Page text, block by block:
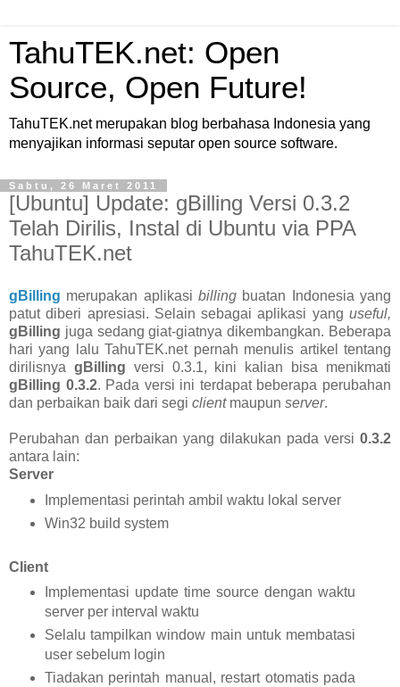
TahuTEK.net: Open
Source, Open Future!
TahuTEK.net merupakan blog berbahasa Indonesia yang
menyajikan informasi seputar open source software.
Sabtu, 26 Maret 2011
[Ubuntu] Update: gBilling Versi 0.3.2
Telah Dirilis, Instal di Ubuntu via PPA
TahuTEK.net
gBilling merupakan aplikasi billing buatan Indonesia yang
patut diberi apresiasi. Selain sebagai aplikasi yang useful,
gBilling juga sedang giat-giatnya dikembangkan. Beberapa
hari yang lalu TahuTEK.net pernah menulis artikel tentang
dirilisnya gBilling versi 0.3.1, kini kalian bisa menikmati
gBilling 0.3.2. Pada versi ini terdapat beberapa perubahan
dan perbaikan baik dari segi clientmaupun server.
Perubahan dan perbaikan yang dilakukan pada versi 0.3.2
antara lain:
Server
Implementasi perintah ambil waktu lokal server
Win32 build system
Client
Implementasi update time source dengan waktu
server per interval waktu
Selalu tampilkan window main untuk membatasi
user sebelum login
Tiadakan perintah manual, restart otomatis pada